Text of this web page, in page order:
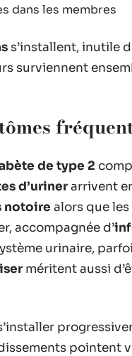
dans les membres
s’installent, inutile
surviennent
de type 2
d’urinerarrivent
notoire alors que
accompagnée d’
urinaire,
méritent aussi
pointent